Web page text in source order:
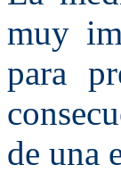
muy
para
de una